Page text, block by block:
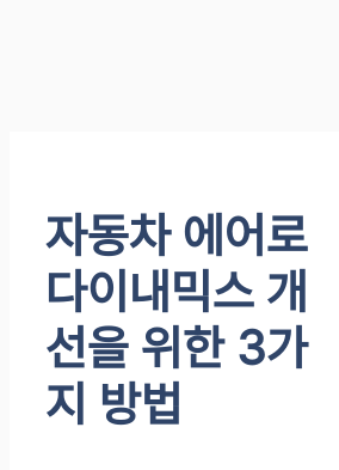
자동차 에어로
다이내믹스 개
선을 위한 3가
지 방법